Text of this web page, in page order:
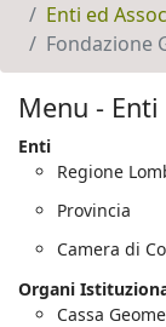
Enti ed
Fondazione
Menu -
Enti
Regione
Provincia
Camera di
Organi
Cassa